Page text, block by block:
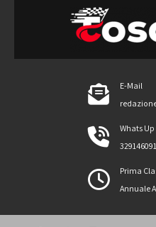
RIDE4WIN
E-Mail
Whats Up
Prima
Annuale